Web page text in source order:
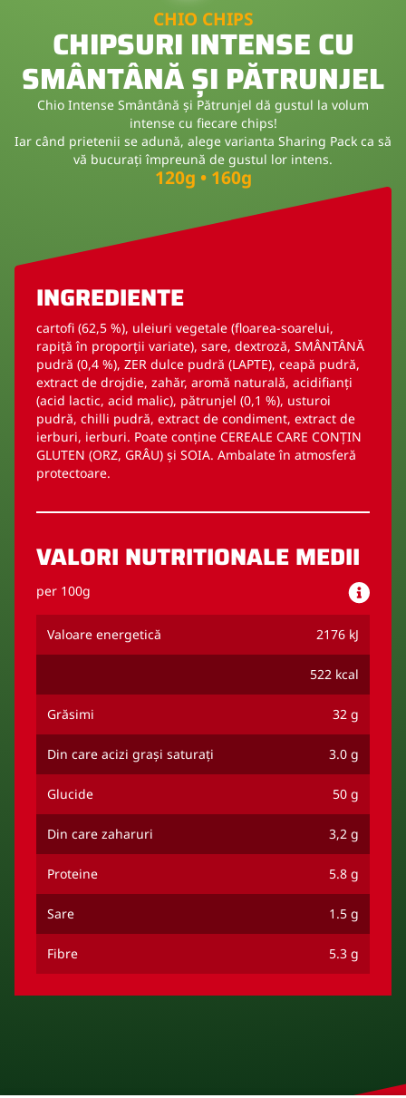
CHIO CHIPS
CHIPSURI INTENSE CU
SMÂNTÂNĂ ȘI PĂTRUNJEL
Chio Intense Smântână și Pătrunjel dă gustul la volum
intense cu fiecare chips!
Iar când prietenii se adună, alege varianta Sharing Pack ca să
vă bucurați împreună de gustul lor intens.
120g • 160g
INGREDIENTE
cartofi (62,5 %), uleiuri vegetale (floarea-soarelui,
rapiță în proporții variate), sare, dextroză, SMÂNTÂNĂ
pudră (0,4 %), ZER dulce pudră (LAPTE), ceapă pudră,
extract de drojdie, zahăr, aromă naturală, acidifianți
(acid lactic, acid malic), pătrunjel (0,1 %), usturoi
pudră, chilli pudră, extract de condiment, extract de
ierburi, ierburi. Poate conține CEREALE CARE CONȚIN
GLUTEN (ORZ, GRÂU) și SOIA. Ambalate în atmosferă
protectoare.
VALORI NUTRITIONALE MEDII
per 100g
Valoare energetică 2176 kJ
522 kcal
Grăsimi 32 g
Din care acizi grași saturați 3.0 g
Glucide 50 g
Din care zaharuri 3,2 g
Proteine 5.8 g
Sare 1.5 g
Fibre 5.3 g